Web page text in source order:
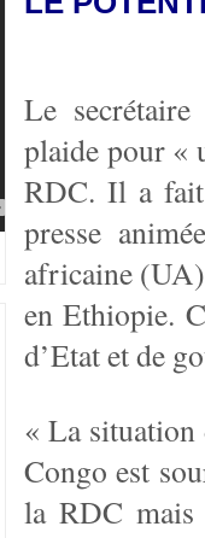
Le
plaide pour «
RDC. Il a fait
presse
africaine
en Ethiopie.
d’Etat et de
« La situation
Congo est
la RDC mais